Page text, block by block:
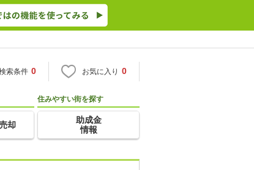
索条件 0 お気に入り 0
却
住みやすい街を探す
助成金
情報